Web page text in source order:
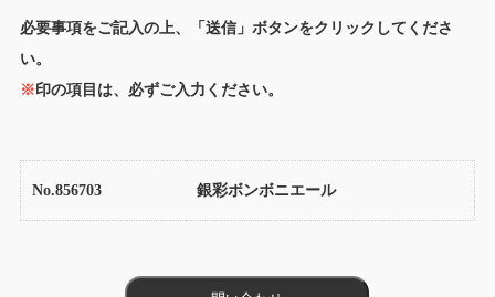
必要事項をご記入の上、「送信」ボタンをクリックしてくださ
い。
※印の項目は、必ずご入力ください。
No.856703 銀彩ボンボニエール